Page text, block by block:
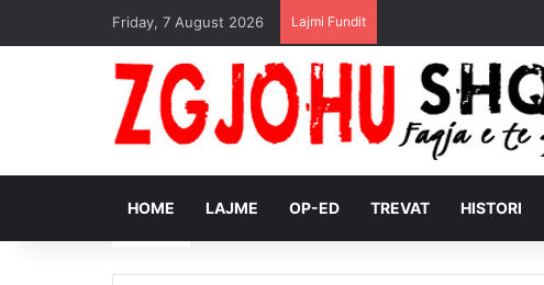
Friday, 7 August 2026 Lajmi Fundit
HOME LAJME OP-ED TREVAT HISTORI